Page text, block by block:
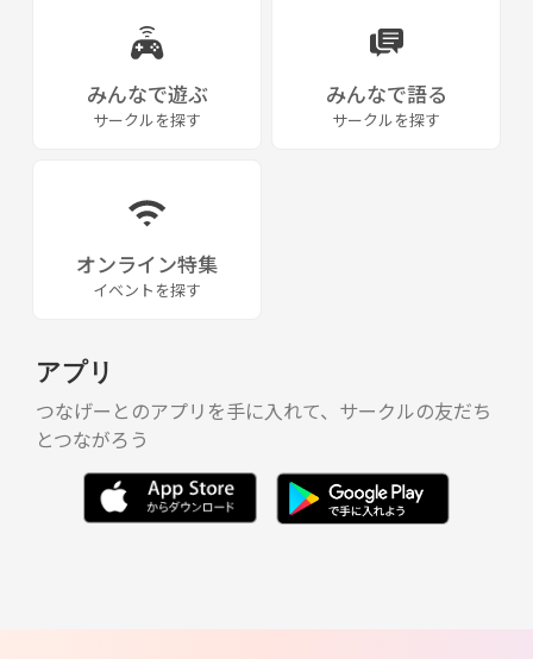
みんなで遊ぶ
サークルを探す
みんなで語る
サークルを探す
オンライン特集
イベントを探す
アプリ
つなげーとのアプリを手に入れて、サークルの友だち
とつながろう